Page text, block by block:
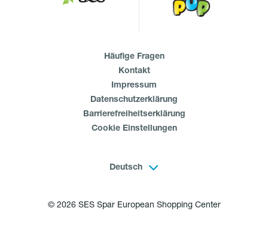
Häufige Fragen
Kontakt
Impressum
Datenschutzerklärung
Barrierefreiheitserklärung
Cookie Einstellungen
Deutsch
© 2026 SES Spar European Shopping Center